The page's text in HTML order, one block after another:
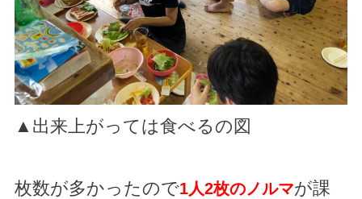
▲出来上がっては食べるの図
枚数が多かったので1人2枚のノルマが課